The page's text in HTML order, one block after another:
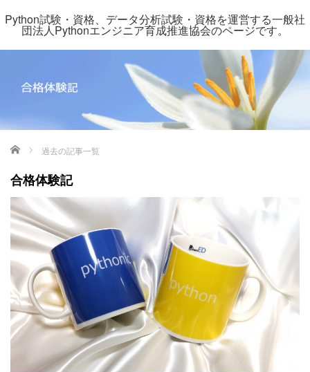
Python試験・資格、データ分析試験・資格を運営する一般社
団法人Pythonエンジニア育成推進協会のページです。
ホーム 過去の記事一覧
合格体験記